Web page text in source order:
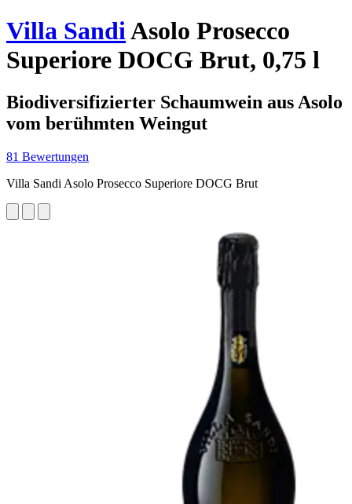
Villa SandiAsolo Prosecco
Superiore DOCG Brut, 0,75 l
Biodiversifizierter Schaumwein aus Asolo
vom berühmten Weingut
81 Bewertungen
Villa Sandi Asolo Prosecco Superiore DOCG Brut